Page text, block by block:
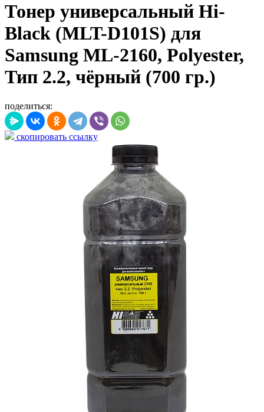
Тонер универсальный Hi-
Black (MLT-D101S) для
Samsung ML-2160, Polyester,
Тип 2.2, чёрный (700 гр.)
поделиться:
скопировать ссылку